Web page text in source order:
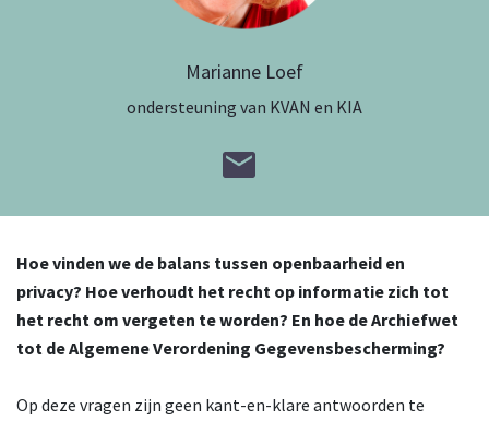
Marianne Loef
ondersteuning van KVAN en KIA
Hoe vinden we de balans tussen openbaarheid en
privacy? Hoe verhoudt het recht op informatie zich tot
het recht om vergeten te worden? En hoe de Archiefwet
tot de Algemene Verordening Gegevensbescherming?
Op deze vragen zijn geen kant-en-klare antwoorden te